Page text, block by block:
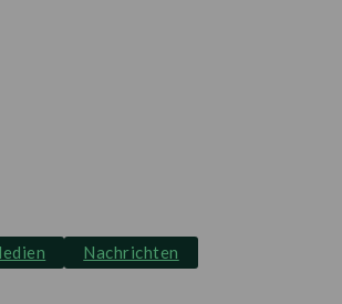
Nachrichten